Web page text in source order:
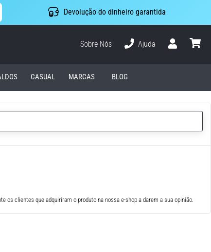
Devolução do dinheiro garantida
Sobre Nós
Ajuda
CASUAL MARCAS BLOG
clientes que adquiriram o produto na nossa e-shop a darem a sua opinião.